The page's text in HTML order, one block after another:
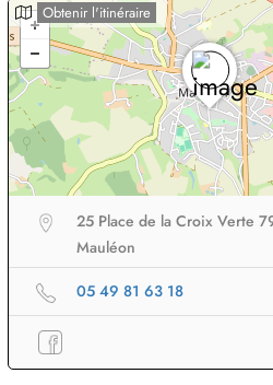
Lisseur sans fil
emporter en voyage
Obtenir l'itinéraire
25 Place de la Croix Verte
Mauléon
05 49 81 63 18